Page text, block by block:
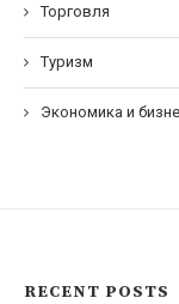
Торговля
Туризм
Экономика и
RECENT POSTS